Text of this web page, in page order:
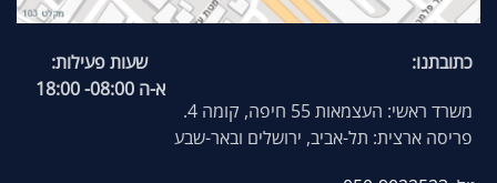
כתובתנו:
משרד ראשי: העצמאות 55 חיפה, קומה 4.
פריסה ארצית: תל-אביב, ירושלים ובאר-שבע
שעות פעילות:
א-ה 08:00- 18:00